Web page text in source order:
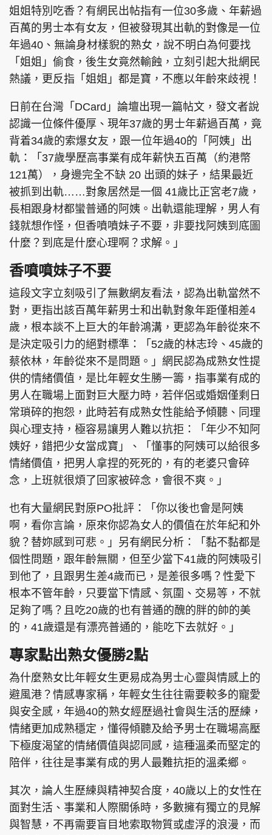
姐姐特別吃香？有網民出帖指有一位30多歲、年薪過
百萬的男士本有女友，但被發現其出軌的對像是一位
年過40、無論身材樣貎的熟女，說不明白為何要找
「姐姐」偷食，後生女竟然輸蝕，立刻引起大批網民
熱議，更反指「姐姐」都是寶，不應以年齡來歧視！
日前在台灣「DCard」論壇出現一篇帖文，發文者說
認識一位條件優厚、現年37歲的男士年薪過百萬，竟
背着34歲的索爆女友，跟一位年過40的「阿姨」出
軌：「37歲學歷高事業有成年薪快五百萬（約港幣
121萬），身邊完全不缺 20 出頭的妹子，結果最近
被抓到出軌……對象居然是一個 41歲比正宮老7歲，
長相跟身材都蠻普通的阿姨。出軌還能理解，男人有
錢就想作怪，但香噴噴妹子不要，非要找阿姨到底圖
什麼？到底是什麼心理啊？求解。」
香噴噴妹子不要
這段文字立刻吸引了無數網友看法，認為出軌當然不
對，更指出該百萬年薪男士和出軌對象年距僅相差4
歲，根本談不上巨大的年齡鴻溝，更認為年齡從來不
是決定吸引力的絕對標準：「52歲的林志玲、45歲的
蔡依林，年齡從來不是問題。」網民認為成熟女性提
供的情緒價值，是比年輕女生勝一籌，指事業有成的
男人在職場上面對巨大壓力時，若伴侶或婚姻僅剩日
常瑣碎的抱怨，此時若有成熟女性能給予傾聽、同理
與心理支持，極容易讓男人難以抗拒：「年少不知阿
姨好，錯把少女當成寶」、「懂事的阿姨可以給很多
情緒價值，把男人拿捏的死死的，有的老婆只會碎
念，上班就很煩了回家被碎念，會很不爽。」
也有大量網民對原PO批評：「你以後也會是阿姨
啊，看你言論，原來你認為女人的價值在於年紀和外
貌？替妳感到可悲。」另有網民分析：「黏不黏都是
個性問題，跟年齡無關，但至少當下41歲的阿姨吸引
到他了，且跟男生差4歲而已，是差很多嗎？性愛下
根本不管年齡，只要當下情感、氛圍、交易等，不就
足夠了嗎？且吃20歲的也有普通的醜的胖的帥的美
的，41歲還是有漂亮普通的，能吃下去就好。」
專家點出熟女優勝2點
為什麼熟女比年輕女生更易成為男士心靈與情感上的
避風港？情感專家稱，年輕女生往往需要較多的寵愛
與安全感，年過40的熟女經歷過社會與生活的歷練，
情緒更加成熟穩定，懂得傾聽及給予男士在職場高壓
下極度渴望的情緒價值與認同感，這種溫柔而堅定的
陪伴，往往是事業有成的男人最難抗拒的溫柔鄉。
其次，論人生歷練與精神契合度，40歲以上的女性在
面對生活、事業和人際關係時，多數擁有獨立的見解
與智慧，不再需要盲目地索取物質或虛浮的浪漫，而